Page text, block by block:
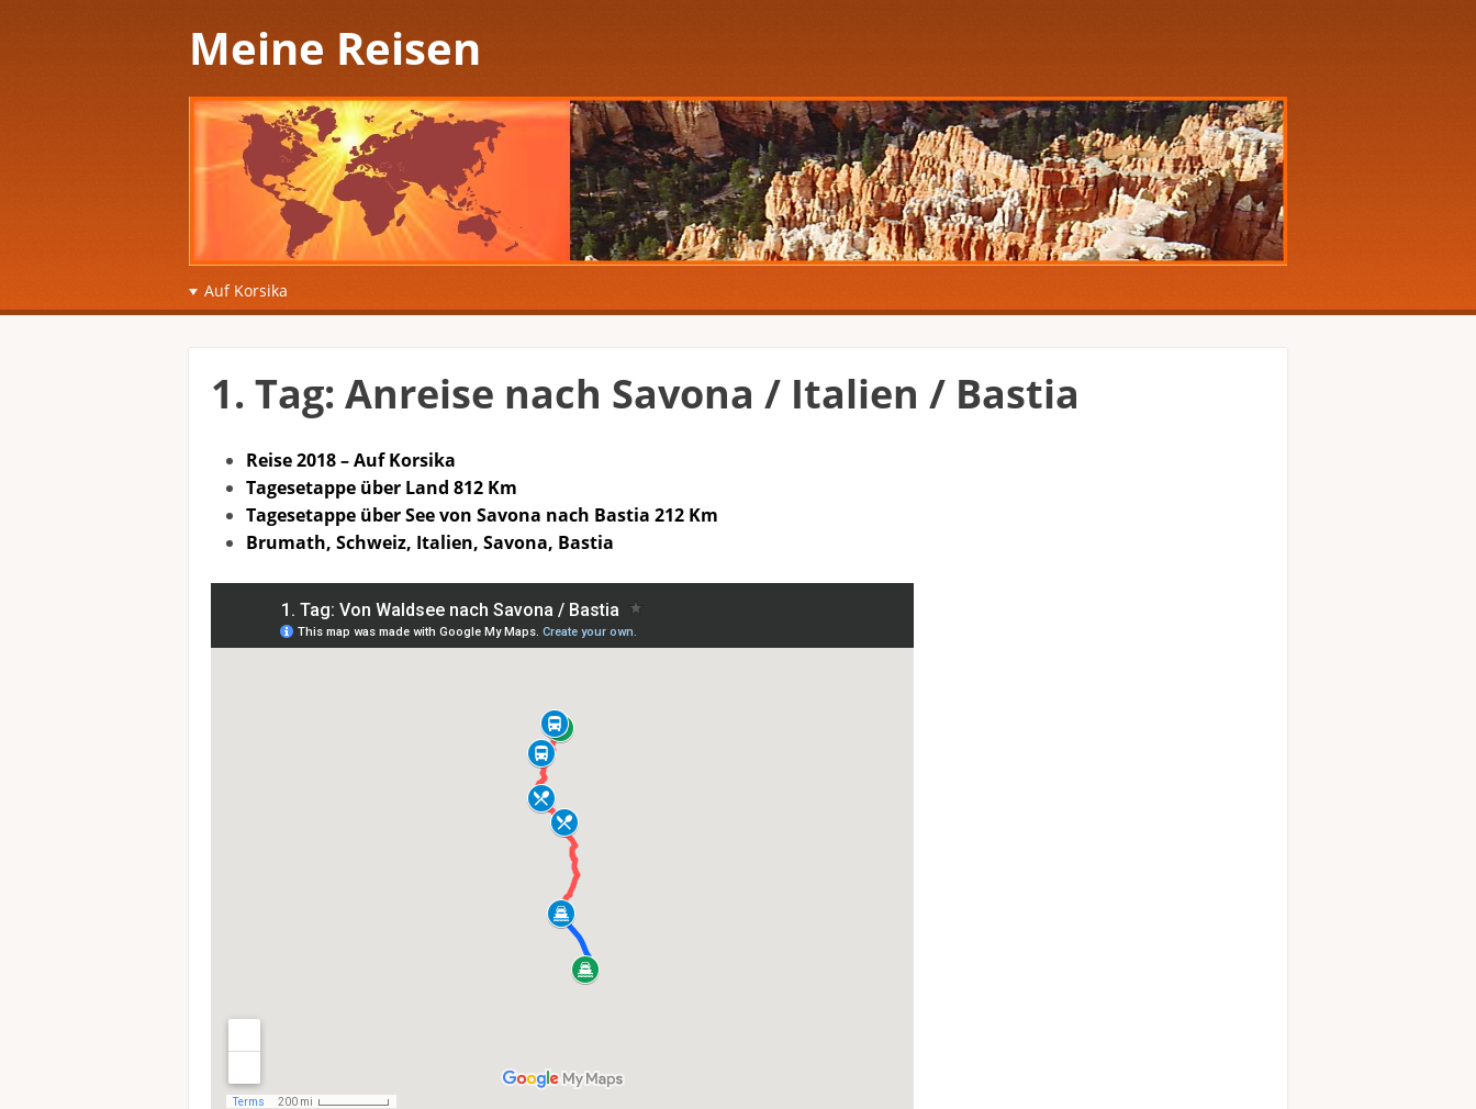
Meine Reisen
☰Menu
Skip to content
Auf Korsika
1. Tag: Anreise nach Savona / Italien / Bastia
Reise 2018 – Auf Korsika
Tagesetappe über Land 812 Km
Tagesetappe über See von Savona nach Bastia 212 Km
Brumath, Schweiz, Italien, Savona, Bastia